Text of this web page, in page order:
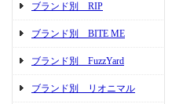
ブランド別 RIP
ブランド別 BITE ME
ブランド別 FuzzYard
ブランド別 リオニマル